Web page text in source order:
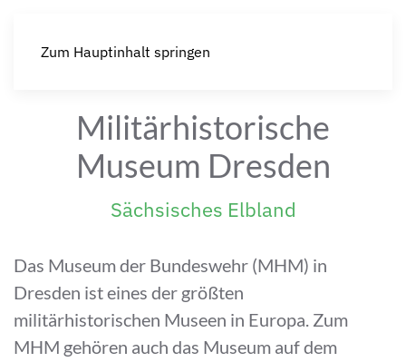
Zum Hauptinhalt springen
Militärhistorische
Museum Dresden
Sächsisches Elbland
Das Museum der Bundeswehr (MHM) in
Dresden ist eines der größten
militärhistorischen Museen in Europa. Zum
MHM gehören auch das Museum auf dem